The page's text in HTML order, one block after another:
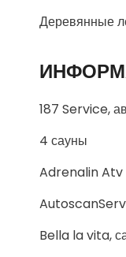
Деревянные
187 Service,
4 сауны
Adrenalin
Bella la vita,